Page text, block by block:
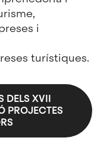
i
turístiques.
DELS XVII
PROJECTES